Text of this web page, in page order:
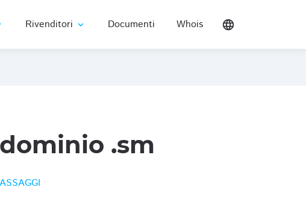
Rivenditori expand_more Documenti Whois language
.sm